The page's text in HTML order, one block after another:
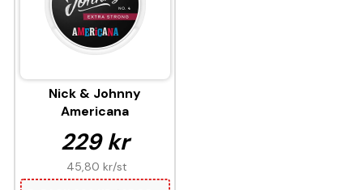
Nick & Johnny
Americana
229 kr
45,80 kr/st